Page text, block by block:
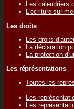
Les calendriers
L'écriture sur
Les droits
Les droits
La déclaration
La protection
Les réprésentations
Toutes les
Les
Les